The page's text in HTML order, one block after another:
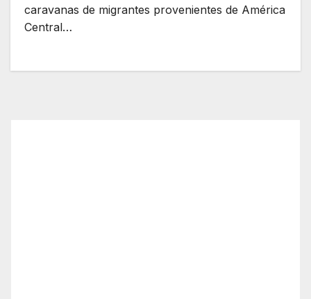
caravanas de migrantes provenientes de América
Central…